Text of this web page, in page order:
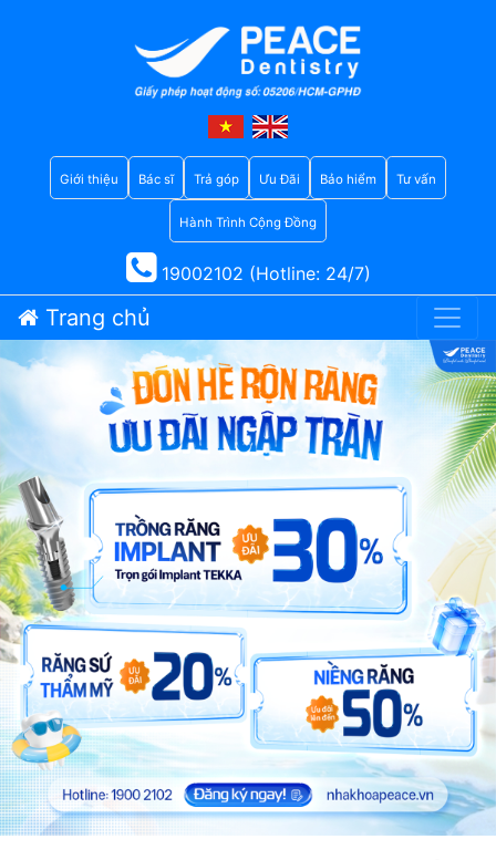
Giới thiệu Bác sĩ Trả góp Ưu Đãi Bảo hiểm Tư vấn
Hành Trình Cộng Đồng
19002102 (Hotline: 24/7)
Trang chủ